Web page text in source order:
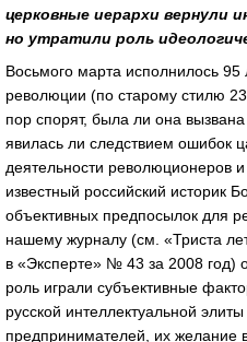
церковные иерархи вернули
но утратили роль
Восьмого марта исполнилось 95
революции (по старому стилю
пор спорят, была ли она
явилась ли следствием ошибок
деятельности революционеров и
известный российский историк
объективных предпосылок для
нашему журналу (см. «Триста
в «Эксперте» № 43 за 2008 год)
роль играли субъективные
русской интеллектуальной
предпринимателей, их желание